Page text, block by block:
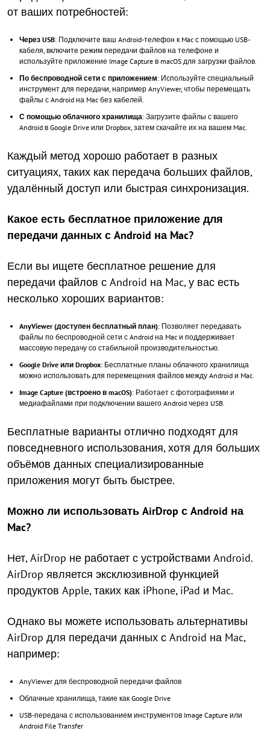
от ваших потребностей:
Через USB: Подключите ваш Android-телефон к Mac с помощью USB-
кабеля, включите режим передачи файлов на телефоне и
используйте приложение Image Capture в macOS для загрузки файлов.
По беспроводной сети с приложением: Используйте специальный
инструмент для передачи, например AnyViewer, чтобы перемещать
файлы с Android на Mac без кабелей.
С помощью облачного хранилища: Загрузите файлы с вашего
Android в Google Drive или Dropbox, затем скачайте их на вашем Mac.
Каждый метод хорошо работает в разных
ситуациях, таких как передача больших файлов,
удалённый доступ или быстрая синхронизация.
Какое есть бесплатное приложение для
передачи данных с Android на Mac?
Если вы ищете бесплатное решение для
передачи файлов с Android на Mac, у вас есть
несколько хороших вариантов:
AnyViewer (доступен бесплатный план): Позволяет передавать
файлы по беспроводной сети с Android на Mac и поддерживает
массовую передачу со стабильной производительностью.
Google Drive или Dropbox: Бесплатные планы облачного хранилища
можно использовать для перемещения файлов между Android и Mac.
Image Capture (встроено в macOS): Работает с фотографиями и
медиафайлами при подключении вашего Android через USB.
Бесплатные варианты отлично подходят для
повседневного использования, хотя для больших
объёмов данных специализированные
приложения могут быть быстрее.
Можно ли использовать AirDrop с Android на
Mac?
Нет, AirDrop не работает с устройствами Android.
AirDrop является эксклюзивной функцией
продуктов Apple, таких как iPhone, iPad и Mac.
Однако вы можете использовать альтернативы
AirDrop для передачи данных с Android на Mac,
например:
AnyViewer для беспроводной передачи файлов
Облачные хранилища, такие как Google Drive
USB-передача с использованием инструментов Image Capture или
Android File Transfer